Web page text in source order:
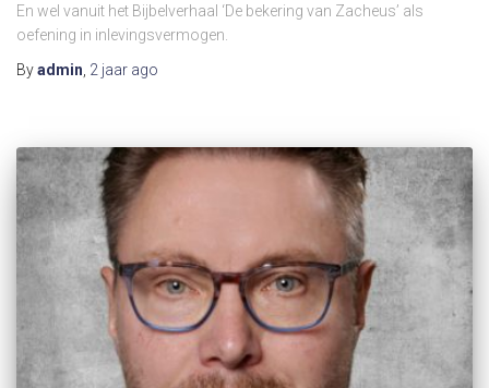
En wel vanuit het Bijbelverhaal ‘De bekering van Zacheus’ als
oefening in inlevingsvermogen.
Byadmin 2 jaar ago